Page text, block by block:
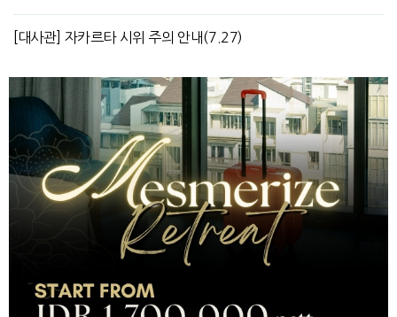
[대사관] 자카르타 시위 주의 안내(7.27)